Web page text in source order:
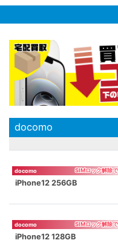
docomo
docomo
iPhone12 256GB
docomo
iPhone12 128GB